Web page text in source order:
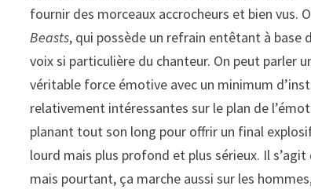
fournir des morceaux accrocheurs et bien vus.
Beasts, qui possède un refrain entêtant à base
voix si particulière du chanteur. On peut parler
véritable force émotive avec un minimum
relativement intéressantes sur le plan de
planant tout son long pour offrir un final
lourd mais plus profond et plus sérieux. Il
mais pourtant, ça marche aussi sur les